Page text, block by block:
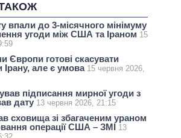
впали до 3-місячного мінімуму
угоди між США та Іраном 15
Європи готові скасувати
Ірану, але є умова 15 червня 2026,
підписання мирної угоди з
дату 13 червня 2026, 21:15
сховища зі збагаченим ураном
операції США – ЗМІ 13